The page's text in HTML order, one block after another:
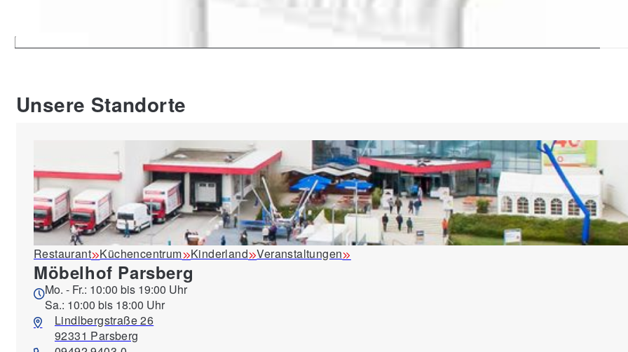
Unsere Standorte
Restaurant Küchencentrum Kinderland Veranstaltungen
Möbelhof Parsberg
Mo. - Fr.: 10:00 bis 19:00 Uhr
Sa.: 10:00 bis 18:00 Uhr
Lindlbergstraße 26
92331 Parsberg